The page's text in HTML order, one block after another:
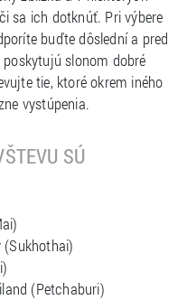
sa ich dotknúť. Pri výbere
buďte dôslední a pred
slonom dobré
tie, ktoré okrem iného
vystúpenia.
SÚ
(Sukhothai)
(Petchaburi)